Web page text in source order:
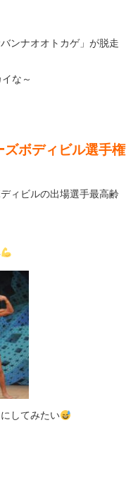
ンナオオトカゲ」が脱走
な～
ボディビル選手権
ィビルの出場選手最高齢
してみたい